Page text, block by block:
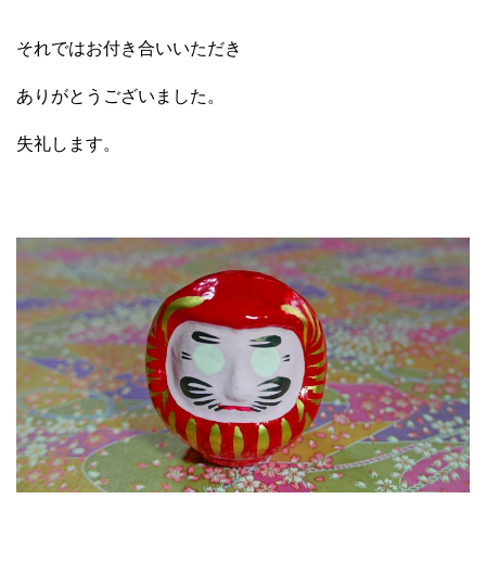
それではお付き合いいただき
ありがとうございました。
失礼します。